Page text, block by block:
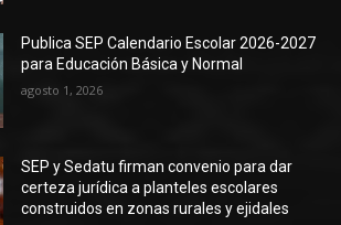
Publica SEP Calendario Escolar 2026-2027
para Educación Básica y Normal
agosto 1, 2026
SEP y Sedatu firman convenio para dar
certeza jurídica a planteles escolares
construidos en zonas rurales y ejidales